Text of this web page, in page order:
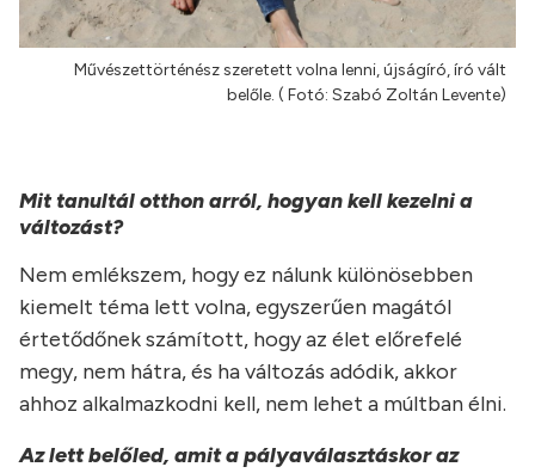
Művészettörténész szeretett volna lenni, újságíró, író vált
belőle. ( Fotó: Szabó Zoltán Levente)
Mit tanultál otthon arról, hogyan kell kezelni a
változást?
Nem emlékszem, hogy ez nálunk különösebben
kiemelt téma lett volna, egyszerűen magától
értetődőnek számított, hogy az élet előrefelé
megy, nem hátra, és ha változás adódik, akkor
ahhoz alkalmazkodni kell, nem lehet a múltban élni.
Az lett belőled, amit a pályaválasztáskor az